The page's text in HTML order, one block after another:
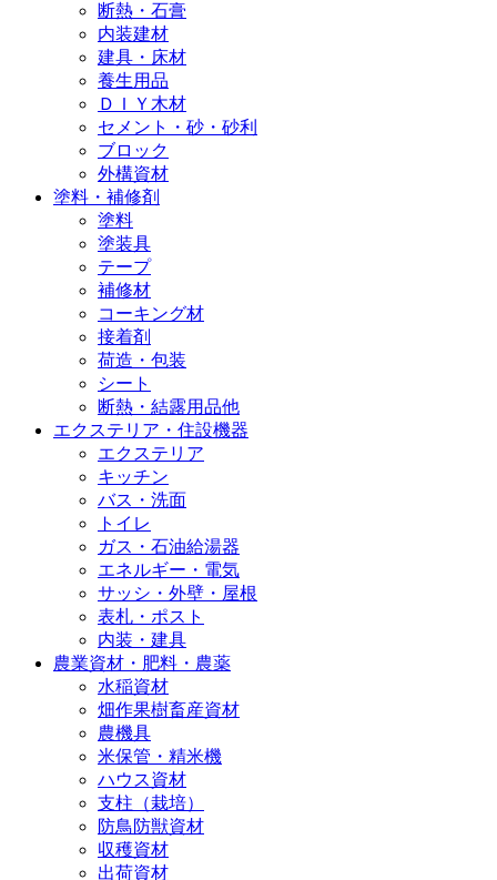
断熱・石膏
内装建材
建具・床材
養生用品
ＤＩＹ木材
セメント・砂・砂利
ブロック
外構資材
塗料・補修剤
塗料
塗装具
テープ
補修材
コーキング材
接着剤
荷造・包装
シート
断熱・結露用品他
エクステリア・住設機器
エクステリア
キッチン
バス・洗面
トイレ
ガス・石油給湯器
エネルギー・電気
サッシ・外壁・屋根
表札・ポスト
内装・建具
農業資材・肥料・農薬
水稲資材
畑作果樹畜産資材
農機具
米保管・精米機
ハウス資材
支柱（栽培）
防鳥防獣資材
収穫資材
出荷資材